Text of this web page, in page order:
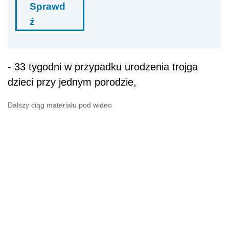
Sprawd
ź
- 33 tygodni w przypadku urodzenia trojga
dzieci przy jednym porodzie,
Dalszy ciąg materiału pod wideo